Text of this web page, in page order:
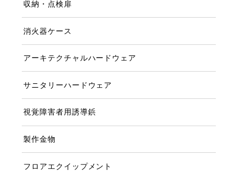
収納・点検扉
消火器ケース
アーキテクチャルハードウェア
サニタリーハードウェア
視覚障害者用誘導鋲
製作金物
フロアエクイップメント